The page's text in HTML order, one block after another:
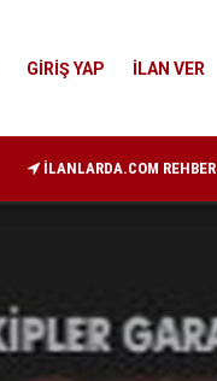
GİRİŞ YAP İLAN VER
İLANLARDA.COM REHBER